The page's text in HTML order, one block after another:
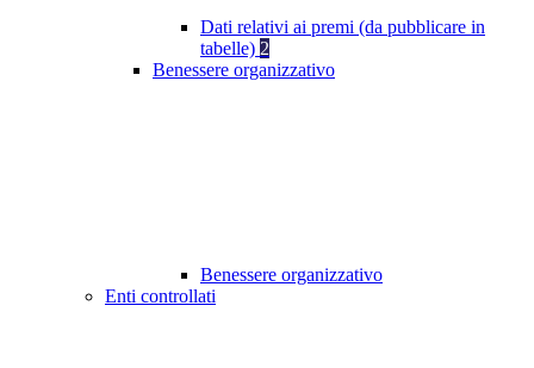
Dati relativi ai premi (da pubblicare in
tabelle) 2
Benessere organizzativo
Benessere organizzativo
Enti controllati